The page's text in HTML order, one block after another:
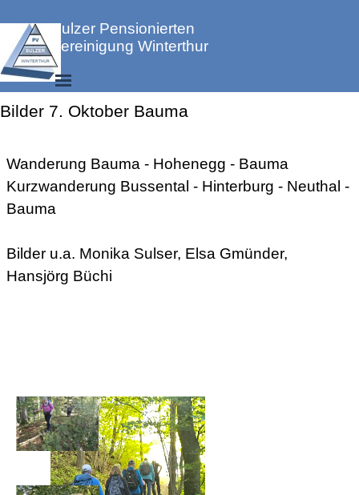
Menü überspringen
Sulzer Pensionierten
Vereinigung Winterthur
Bilder 7. Oktober Bauma
Wanderung Bauma - Hohenegg - Bauma
Kurzwanderung Bussental - Hinterburg - Neuthal -
Bauma
Bilder u.a. Monika Sulser, Elsa Gmünder,
Hansjörg Büchi